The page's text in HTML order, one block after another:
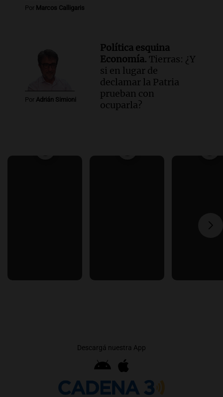
Por Marcos Calligaris
Por Adrián Simioni
Política esquina
Economía. Tierras: ¿Y
si en lugar de
declamar la Patria
prueban con
ocuparla?
Descargá nuestra App